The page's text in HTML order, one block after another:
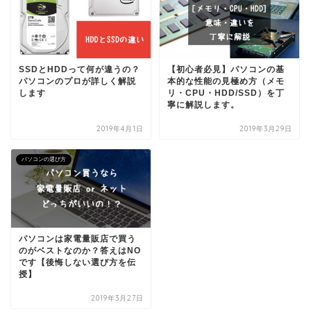
SSDとHDDって何が違うの？
パソコンのプロが詳しく解説
します
2019年4月1日
【初心者必見】パソコンの基
本的な性能の見極め方（メモ
リ・CPU・HDD/SSD）を丁
寧に解説します。
2019年3月29日
パソコンの選び方
パソコンは家電量販店で買う
のがベストなのか？答えはNO
です【後悔しない選び方を伝
授】
2019年3月27日